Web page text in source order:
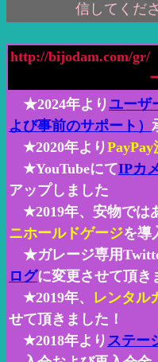
信してくだ
http://bijodam.com/
★2024年よりユーザ
よび事前のサポート）
★2020年よりPayPay
★YouTubeにてIPカ
アップしました
★2019年、安物では
ニホールドゲージを導
★ガレージ専用
ログに変更させて頂き
★2019年、 レンタル
せて頂きました！
★2018年より ステー